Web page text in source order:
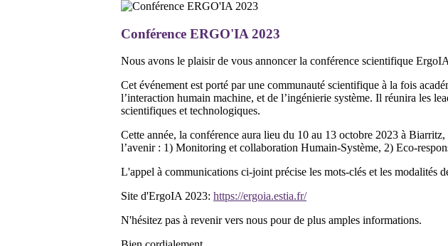
Conférence ERGO'IA 2023
Nous avons le plaisir de vous annoncer la conférence scientifique
Cet événement est porté par une communauté scientifique à la fois
l’interaction humain machine, et de l’ingénierie système. Il réunira les
scientifiques et technologiques.
Cette année, la conférence aura lieu du 10 au 13 octobre 2023 à
l’avenir : 1) Monitoring et collaboration Humain-Système, 2) Eco-
L'appel à communications ci-joint précise les mots-clés et les modalités
Site d'ErgoIA 2023: https://ergoia.estia.fr/
N'hésitez pas à revenir vers nous pour de plus amples informations.